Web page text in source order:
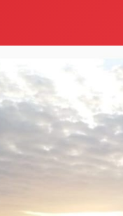
Più